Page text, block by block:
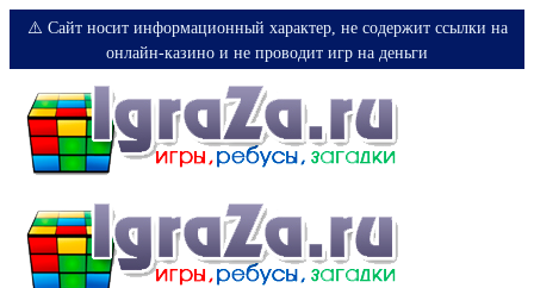
⚠️ Сайт носит информационный характер, не содержит ссылки на
онлайн-казино и не проводит игр на деньги